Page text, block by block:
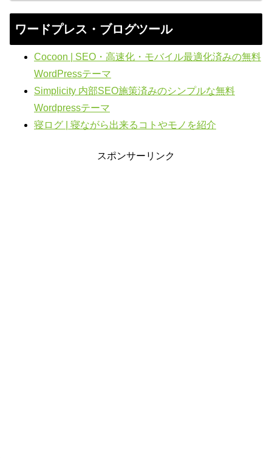
ワードプレス・ブログツール
Cocoon | SEO・高速化・モバイル最適化済みの無料
WordPressテーマ
Simplicity 内部SEO施策済みのシンプルな無料
Wordpressテーマ
寝ログ | 寝ながら出来るコトやモノを紹介
スポンサーリンク